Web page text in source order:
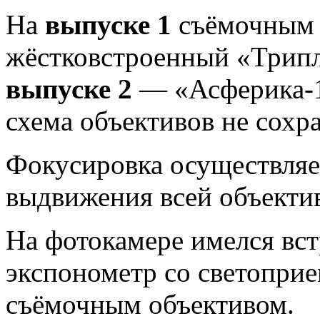
На выпуске 1 съёмочным
жёстковстроенный
выпуске 2 — «Асферика-
схема объективов не
Фокусировка
выдвижения всей
На фотокамере имелся
экспонометр со
съёмочным объективом.